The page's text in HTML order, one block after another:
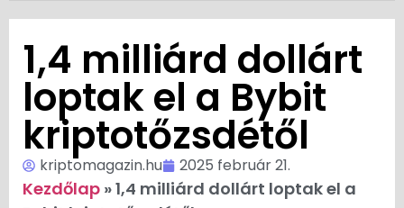
1,4 milliárd dollárt
loptak el a Bybit
kriptotőzsdétől
kriptomagazin.hu 2025 február 21.
Kezdőlap »1,4 milliárd dollárt loptak el a